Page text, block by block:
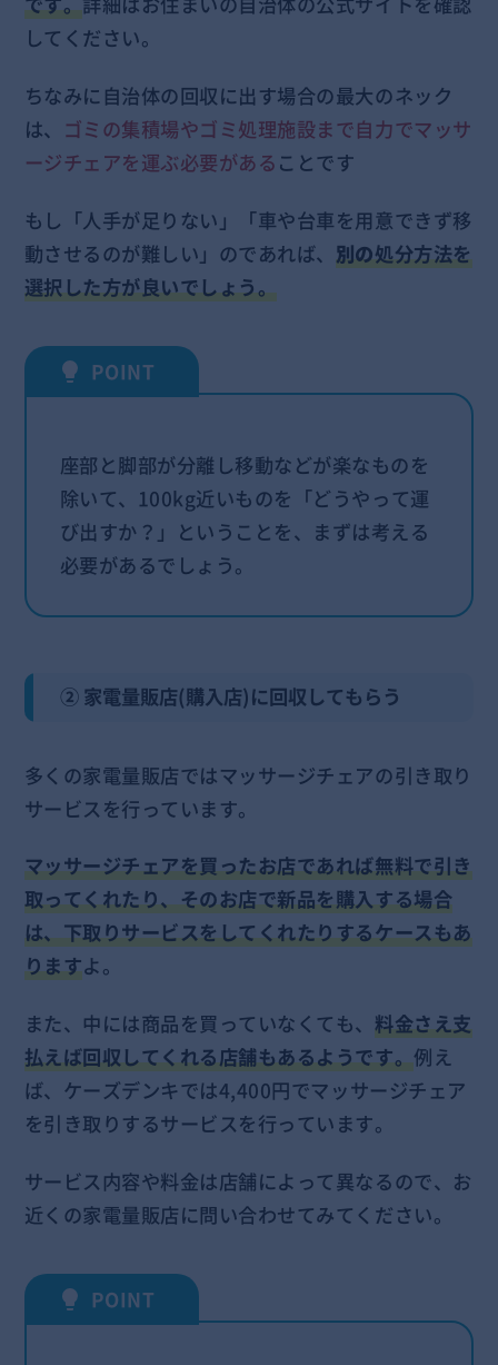
してください。
ちなみに自治体の回収に出す場合の最大のネック
は、 ゴミの集積場やゴミ処理施設まで自力でマッサ
ージチェアを運ぶ必要があることです
もし「人手が足りない」「車や台車を用意できず移
動させるのが難しい」のであれば、 別の処分方法を
選択した方が良いでしょう。
座部と脚部が分離し移動などが楽なものを
除いて、100kg近いものを「どうやって運
び出すか？」ということを、まずは考える
必要があるでしょう。
② 家電量販店(購入店)に回収してもらう
多くの家電量販店ではマッサージチェアの引き取り
サービスを行っています。
マッサージチェアを買ったお店であれば無料で引き
取ってくれたり、そのお店で新品を購入する場合
は、下取りサービスをしてくれたりするケースもあ
りますよ。
また、中には商品を買っていなくても、 料金さえ支
払えば回収してくれる店舗もあるようです。例え
ば、ケーズデンキでは4,400円でマッサージチェア
を引き取りするサービスを行っています。
サービス内容や料金は店舗によって異なるので、お
近くの家電量販店に問い合わせてみてください。